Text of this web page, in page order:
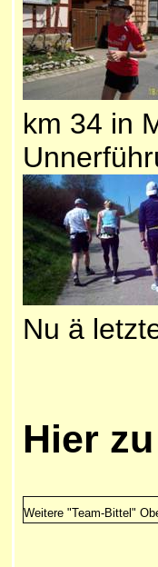
km 34
Nu ä
Hier zu
Weitere "Team-Bittel"